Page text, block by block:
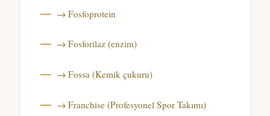
→ Fosfoprotein
→ Fosforilaz (enzim)
→ Fossa (Kemik çukuru)
→ Franchise (Profesyonel Spor Takımı)